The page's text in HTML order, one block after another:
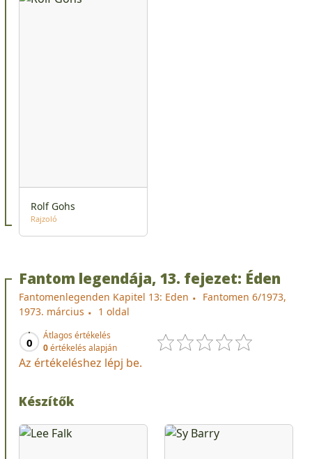
Rolf Gohs
Rajzoló
Fantom legendája, 13. fejezet: Éden
Fantomenlegenden Kapitel 13: Eden
Fantomen 6/1973,
1973. március
1 oldal
0
Átlagos értékelés
0értékelés alapján
Az értékeléshez lépj be.
Készítők